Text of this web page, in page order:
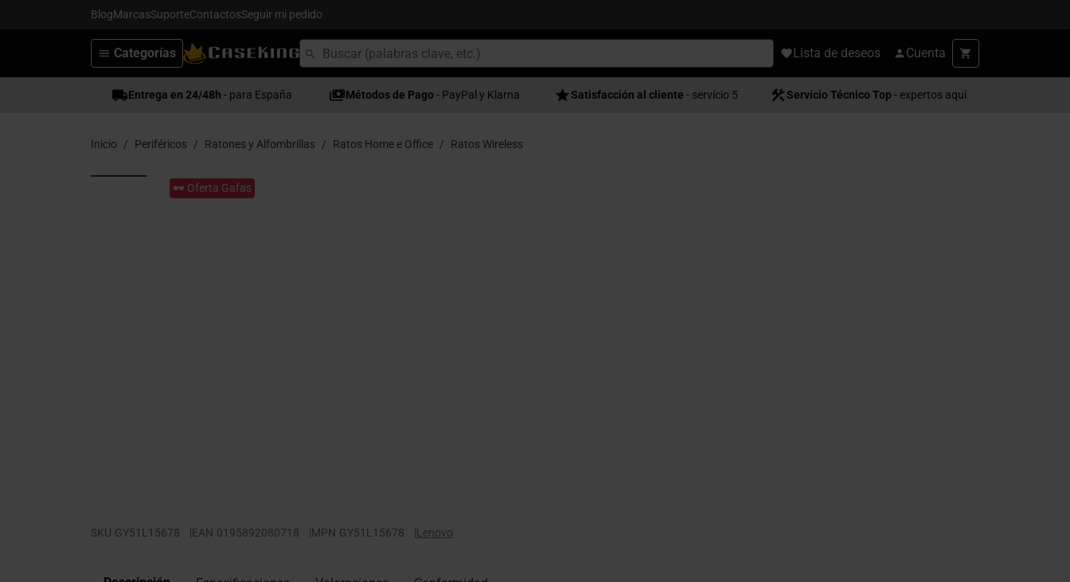
BlogMarcasSuporteContactosSeguir mi pedido
Lista de deseos Cuenta
Categorías
Entrega en 24/48h - para España Métodos de Pago - PayPal y Klarna Satisfacción al cliente - servício 5 Servício Técnico Top - expertos aquí
Inicio Periféricos Ratones y Alfombrillas Ratos Home e Office Ratos Wireless
🕶️ Oferta Gafas
SKU GY51L15678 |EAN 0195892080718 |MPN GY51L15678 |Lenovo